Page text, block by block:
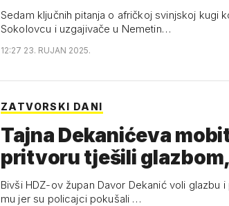
Sedam ključnih pitanja o afričkoj svinjskoj kugi
Sokolovcu i uzgajivače u Nemetin…
12:27 23. RUJAN 2025.
ZATVORSKI DANI
Tajna Dekanićeva
pritvoru tješili
Bivši HDZ-ov župan Davor Dekanić voli glazbu
mu jer su policajci pokušali …